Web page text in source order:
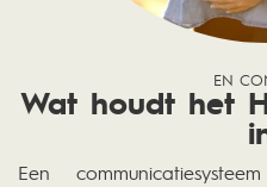
EN
Wat houdt het
Een